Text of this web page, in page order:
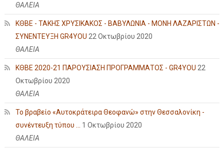
ΘΑΛΕΙΑ
ΚΘΒΕ - ΤΑΚΗΣ ΧΡΥΣΙΚΑΚΟΣ - ΒΑΒΥΛΩΝΙΑ - ΜΟΝΗ ΛΑΖΑΡΙΣΤΩΝ -
ΣΥΝΕΝΤΕΥΞΗ GR4YOU 22 Οκτωβρίου 2020
ΘΑΛΕΙΑ
ΚΘΒΕ 2020-21 ΠΑΡΟΥΣΙΑΣΗ ΠΡΟΓΡΑΜΜΑΤΟΣ - GR4YOU 22
Οκτωβρίου 2020
ΘΑΛΕΙΑ
Το βραβείο «Αυτοκράτειρα Θεοφανώ» στην Θεσσαλονίκη -
συνέντευξη τύπου ...
1 Οκτωβρίου 2020
ΘΑΛΕΙΑ